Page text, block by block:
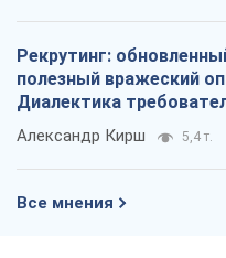
Рекрутинг:
полезный вражеский
Диалектика
Александр Кирш 5,4 т.
Все мнения